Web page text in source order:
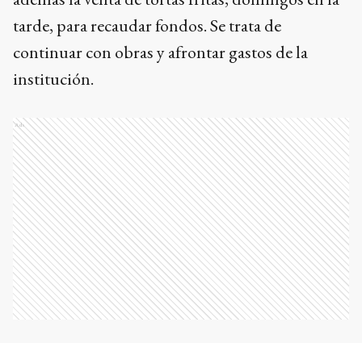
tarde, para recaudar fondos. Se trata de
continuar con obras y afrontar gastos de la
institución.
Ads